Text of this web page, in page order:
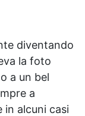
diventando
la foto
a un bel
a
in alcuni casi